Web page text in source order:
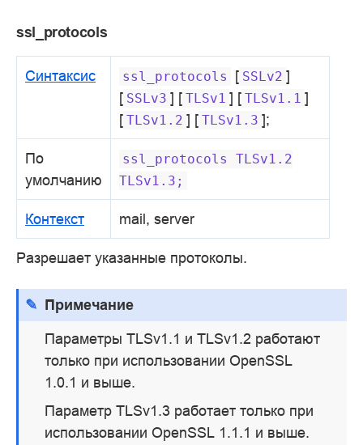
ssl_protocols
Синтаксис ssl_protocols [ SSLv2 ]
[ SSLv3 ] [ TLSv1 ] [ TLSv1.1 ]
[ TLSv1.2 ] [ TLSv1.3 ];
По
умолчанию
ssl_protocols
TLSv1.2
TLSv1.3;
Контекст mail, server
Разрешает указанные протоколы.
Примечание
Параметры TLSv1.1 и TLSv1.2 работают
только при использовании OpenSSL
1.0.1 и выше.
Параметр TLSv1.3 работает только при
использовании OpenSSL 1.1.1 и выше.